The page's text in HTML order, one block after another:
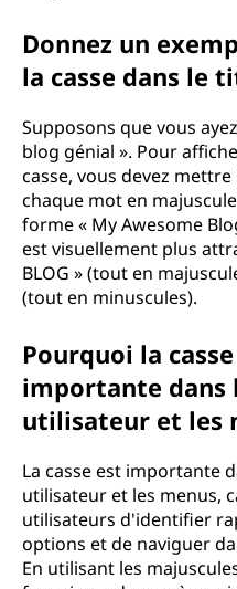
Donnez un
la casse dans le
Supposons que vous
blog génial ». Pour
casse, vous devez
chaque mot en
forme « My Awesome
est visuellement plus
BLOG » (tout en
(tout en minuscules).
Pourquoi la
importante dans
utilisateur et les
La casse est importante
utilisateur et les menus,
utilisateurs d'identifier
options et de naviguer
En utilisant les